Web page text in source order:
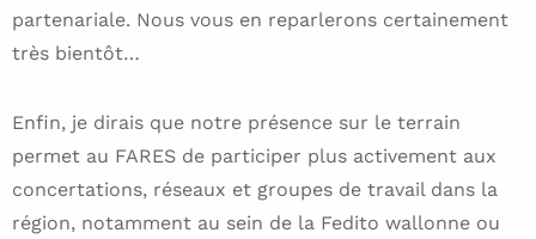
partenariale. Nous vous en reparlerons certainement
très bientôt…
Enfin, je dirais que notre présence sur le terrain
permet au FARES de participer plus activement aux
concertations, réseaux et groupes de travail dans la
région, notamment au sein de la Fedito wallonne ou